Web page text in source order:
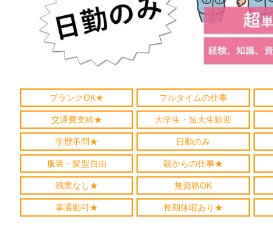
ブランクOK★ フルタイムの仕事
交通費支給★ 大学生・短大生歓迎
学歴不問★ 日勤のみ
服装・髪型自由 朝からの仕事★
残業なし★ 無資格OK
車通勤可★ 長期休暇あり★